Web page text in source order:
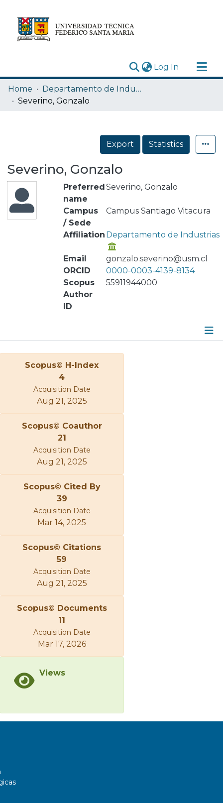
Log In (current)
Research Outputs
Statistics
Home
Departamento de Industrias
Severino, Gonzalo
Export Statistics
Severino, Gonzalo
Preferred
name
Severino, Gonzalo
Campus
/ Sede
Campus Santiago Vitacura
Affiliation Departamento de Industrias
Email
gonzalo.severino@usm.cl
ORCID
0000-0003-4139-8134
Scopus
Author
ID
55911944000
Metrics
Scopus© H-Index
4
Acquisition Date
Aug 21, 2025
Scopus© Coauthor
21
Acquisition Date
Aug 21, 2025
Scopus© Cited By
39
Acquisition Date
Mar 14, 2025
Scopus© Citations
59
Acquisition Date
Aug 21, 2025
Scopus© Documents
11
Acquisition Date
Mar 17, 2026
Views